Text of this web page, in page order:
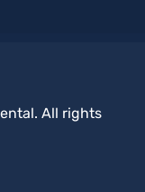
All rights